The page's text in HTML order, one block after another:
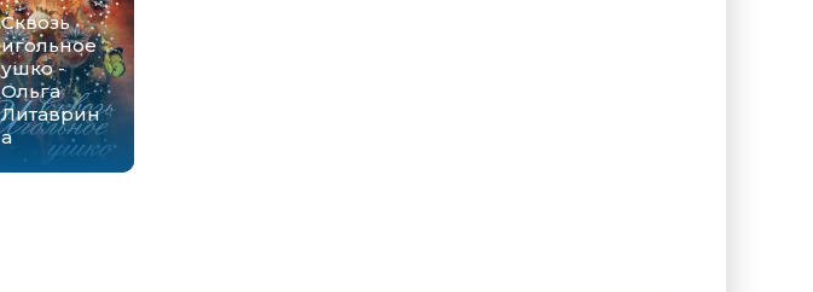
Сквозь
игольное
ушко -
Ольга
Литаврин
а